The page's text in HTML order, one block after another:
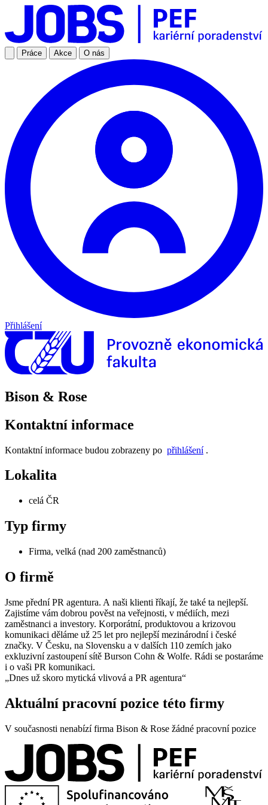
Práce Akce O nás
Přihlášení
Bison & Rose
Kontaktní informace
Kontaktní informace budou zobrazeny po přihlášení.
Lokalita
celá ČR
Typ firmy
Firma, velká (nad 200 zaměstnanců)
O firmě
Jsme přední PR agentura. A naši klienti říkají, že také ta nejlepší.
Zajistíme vám dobrou pověst na veřejnosti, v médiích, mezi
zaměstnanci a investory. Korporátní, produktovou a krizovou
komunikaci děláme už 25 let pro nejlepší mezinárodní i české
značky. V Česku, na Slovensku a v dalších 110 zemích jako
exkluzivní zastoupení sítě Burson Cohn & Wolfe. Rádi se postaráme
i o vaši PR komunikaci.
„Dnes už skoro mytická vlivová a PR agentura“
Aktuální pracovní pozice této firmy
V současnosti nenabízí firma Bison & Rose žádné pracovní pozice